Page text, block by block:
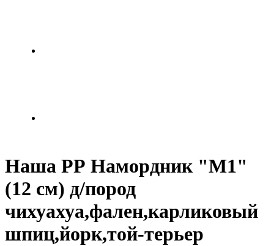
Наша РР Намордник "М1"
(12 см) д/пород
чихуахуа,фален,карликовый
шпиц,йорк,той-терьер